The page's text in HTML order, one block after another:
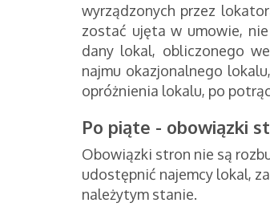
wyrządzonych przez
zostać ujęta w umowie,
dany lokal, obliczonego
najmu okazjonalnego
opróżnienia lokalu, po
Po piąte - obowiązki
Obowiązki stron nie są
udostępnić najemcy lokal,
należytym stanie.